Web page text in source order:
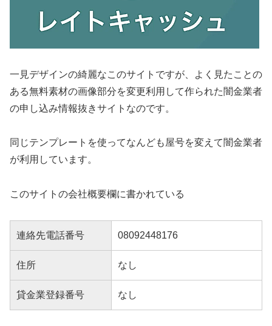
一見デザインの綺麗なこのサイトですが、よく見たことの
ある無料素材の画像部分を変更利用して作られた闇金業者
の申し込み情報抜きサイトなのです。
同じテンプレートを使ってなんども屋号を変えて闇金業者
が利用しています。
このサイトの会社概要欄に書かれている
連絡先電話番号 08092448176
住所 なし
貸金業登録番号 なし